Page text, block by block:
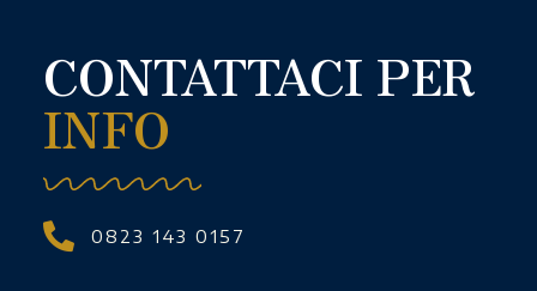
CONTATTACI PER
INFO
0823 143 0157